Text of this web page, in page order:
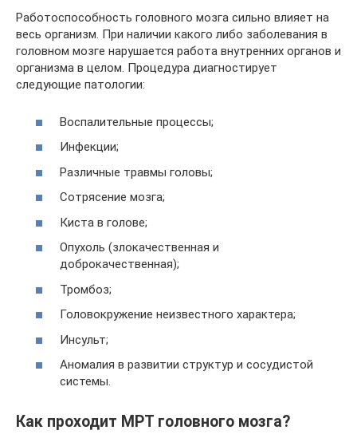
Работоспособность головного мозга сильно влияет на
весь организм. При наличии какого либо заболевания в
головном мозге нарушается работа внутренних органов и
организма в целом. Процедура диагностирует
следующие патологии:
Воспалительные процессы;
Инфекции;
Различные травмы головы;
Сотрясение мозга;
Киста в голове;
Опухоль (злокачественная и
доброкачественная);
Тромбоз;
Головокружение неизвестного характера;
Инсульт;
Аномалия в развитии структур и сосудистой
системы.
Как проходит МРТ головного мозга?